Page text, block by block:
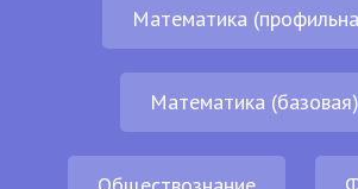
Математика
Математика (базовая)